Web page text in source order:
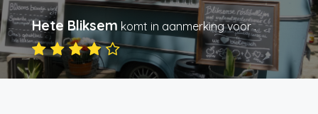
Hete Bliksem komt in aanmerking voor.